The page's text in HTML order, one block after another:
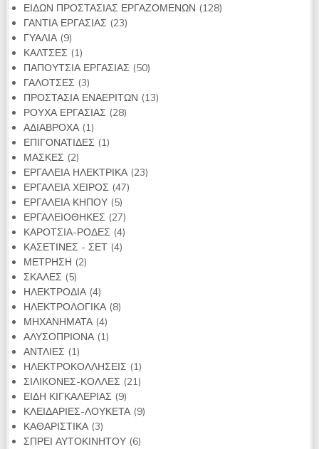
ΕΙΔΩΝ ΠΡΟΣΤΑΣΙΑΣ ΕΡΓΑΖΟΜΕΝΩΝ 128128
ΓΑΝΤΙΑ ΕΡΓΑΣΙΑΣ 2323
ΓΥΑΛΙΑ 99
προϊόντα
ΚΑΛΤΣΕΣ 11
προϊόν
ΠΑΠΟΥΤΣΙΑ ΕΡΓΑΣΙΑΣ 5050
ΓΑΛΟΤΣΕΣ 33
προϊόντα
ΠΡΟΣΤΑΣΙΑ ΕΝΑΕΡΙΤΩΝ 1313
ΡΟΥΧΑ ΕΡΓΑΣΙΑΣ 2828
ΑΔΙΑΒΡΟΧΑ 11
προϊόν
ΕΠΙΓΟΝΑΤΙΔΕΣ 11
ΜΑΣΚΕΣ 22
προϊόντα
ΕΡΓΑΛΕΙΑ ΗΛΕΚΤΡΙΚΑ 2323
ΕΡΓΑΛΕΙΑ ΧΕΙΡΟΣ 4747
ΕΡΓΑΛΕΙΑ ΚΗΠΟΥ 55
προϊόντα
ΕΡΓΑΛΕΙΟΘΗΚΕΣ 2727
προϊόντα
ΚΑΡΟΤΣΙΑ-ΡΟΔΕΣ 44
ΚΑΣΕΤΙΝΕΣ - ΣΕΤ 44
ΜΕΤΡΗΣΗ 22
ΣΚΑΛΕΣ 55
προϊόντα
ΗΛΕΚΤΡΟΔΙΑ 44
προϊόντα
ΗΛΕΚΤΡΟΛΟΓΙΚΑ 88
ΜΗΧΑΝΗΜΑΤΑ 44
προϊόντα
ΑΛΥΣΟΠΡΙΟΝΑ 11
ΑΝΤΛΙΕΣ 11
προϊόν
ΗΛΕΚΤΡΟΚΟΛΛΗΣΕΙΣ 11
προϊόν
ΣΙΛΙΚΟΝΕΣ-ΚΟΛΛΕΣ 2121
ΕΙΔΗ ΚΙΓΚΑΛΕΡΙΑΣ 99
προϊόντα
ΚΛΕΙΔΑΡΙΕΣ-ΛΟΥΚΕΤΑ 99
ΚΑΘΑΡΙΣΤΙΚΑ 33
προϊόντα
ΣΠΡΕΙ ΑΥΤΟΚΙΝΗΤΟΥ 66